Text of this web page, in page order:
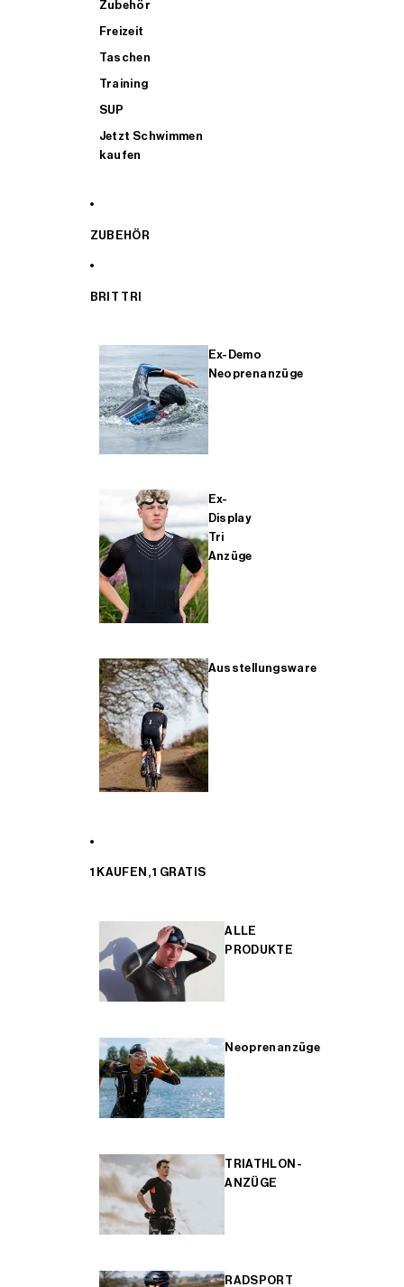
Zubehör
Freizeit
Taschen
Training
SUP
Jetzt Schwimmen
kaufen
ZUBEHÖR
BRIT TRI
Ex-Demo
Neoprenanzüge
Ex-
Display
Tri
Anzüge
Ausstellungsware
1 KAUFEN, 1 GRATIS
ALLE
PRODUKTE
Neoprenanzüge
TRIATHLON-
ANZÜGE
RADSPORT